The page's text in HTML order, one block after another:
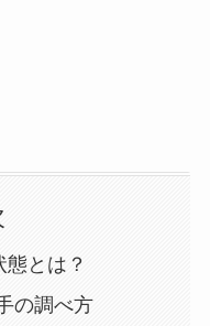
態とは？
の調べ方